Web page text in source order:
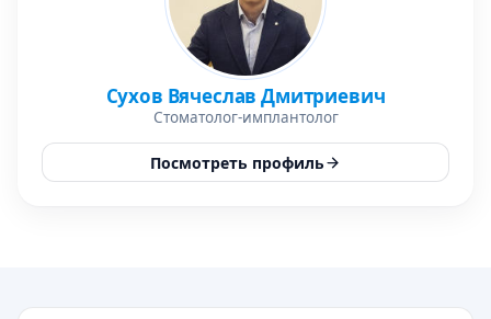
Сухов Вячеслав Дмитриевич
Стоматолог-имплантолог
Посмотреть профиль